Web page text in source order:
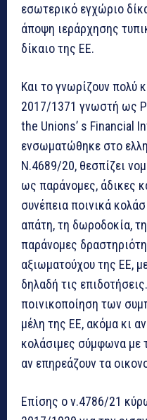
εσωτερικό εγχώριο
άποψη ιεράρχησης
δίκαιο της ΕΕ.
Και το γνωρίζουν πολύ
2017/1371 γνωστή ως
the Unions’ s Financial
ενσωματώθηκε στο
Ν.4689/20, θεσπίζει
ως παράνομες, άδικες
συνέπεια ποινικά
απάτη, τη δωροδοκία,
παράνομες
αξιωματούχου της ΕΕ,
δηλαδή τις
ποινικοποίηση των
μέλη της ΕΕ, ακόμα κι
κολάσιμες σύμφωνα με
αν επηρεάζουν τα
Επίσης ο ν.4786/21